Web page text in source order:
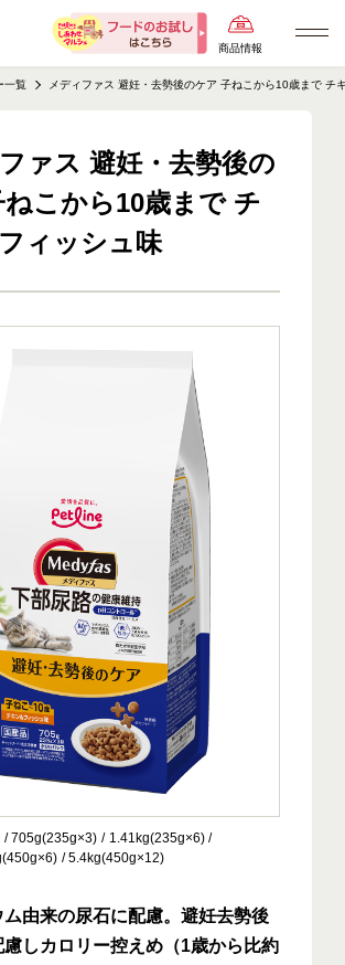
商品情報
一覧 メディファス 避妊・去勢後のケア 子ねこから10歳まで チ
ァス 避妊・去勢後の
こから10歳まで チ
ィッシュ味
705g(235g×3)
1.41kg(235g×6)
5.4kg(450g×12)
ム由来の尿石に配慮。避妊去勢後
しカロリー控えめ（1歳から比約